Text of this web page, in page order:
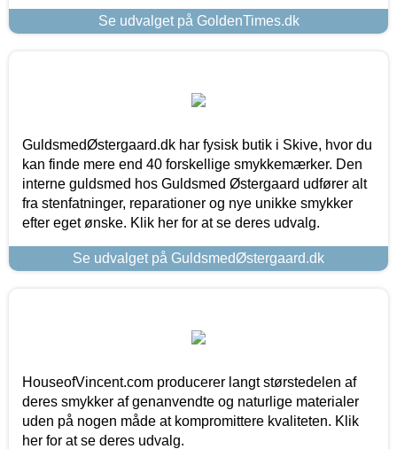
Se udvalget på GoldenTimes.dk
GuldsmedØstergaard.dk har fysisk butik i Skive, hvor du
kan finde mere end 40 forskellige smykkemærker. Den
interne guldsmed hos Guldsmed Østergaard udfører alt
fra stenfatninger, reparationer og nye unikke smykker
efter eget ønske. Klik her for at se deres udvalg.
Se udvalget på GuldsmedØstergaard.dk
HouseofVincent.com producerer langt størstedelen af
deres smykker af genanvendte og naturlige materialer
uden på nogen måde at kompromittere kvaliteten. Klik
her for at se deres udvalg.